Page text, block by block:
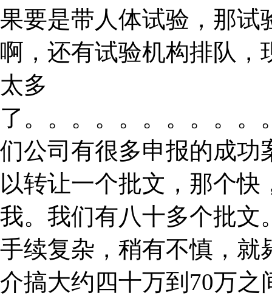
果要是带人体试验，那试
啊，还有试验机构排队，
太多
了。。。。。。。。。
们公司有很多申报的成功
以转让一个批文，那个
我。我们有八十多个批文
手续复杂，稍有不慎，就
介搞大约四十万到70万